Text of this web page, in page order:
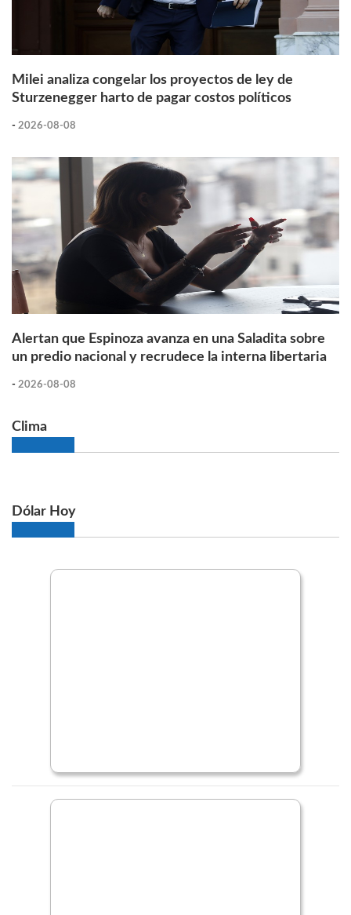
Milei analiza congelar los proyectos de ley de
Sturzenegger harto de pagar costos políticos
- 2026-08-08
Alertan que Espinoza avanza en una Saladita sobre
un predio nacional y recrudece la interna libertaria
- 2026-08-08
Clima
Dólar Hoy